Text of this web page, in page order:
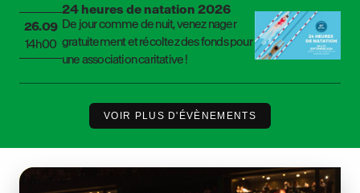
26.09
14h00
24 heures de natation 2026
De jour comme de nuit, venez nager
gratuitement et récoltez des fonds pour
une association caritative !
VOIR PLUS D'ÉVÈNEMENTS